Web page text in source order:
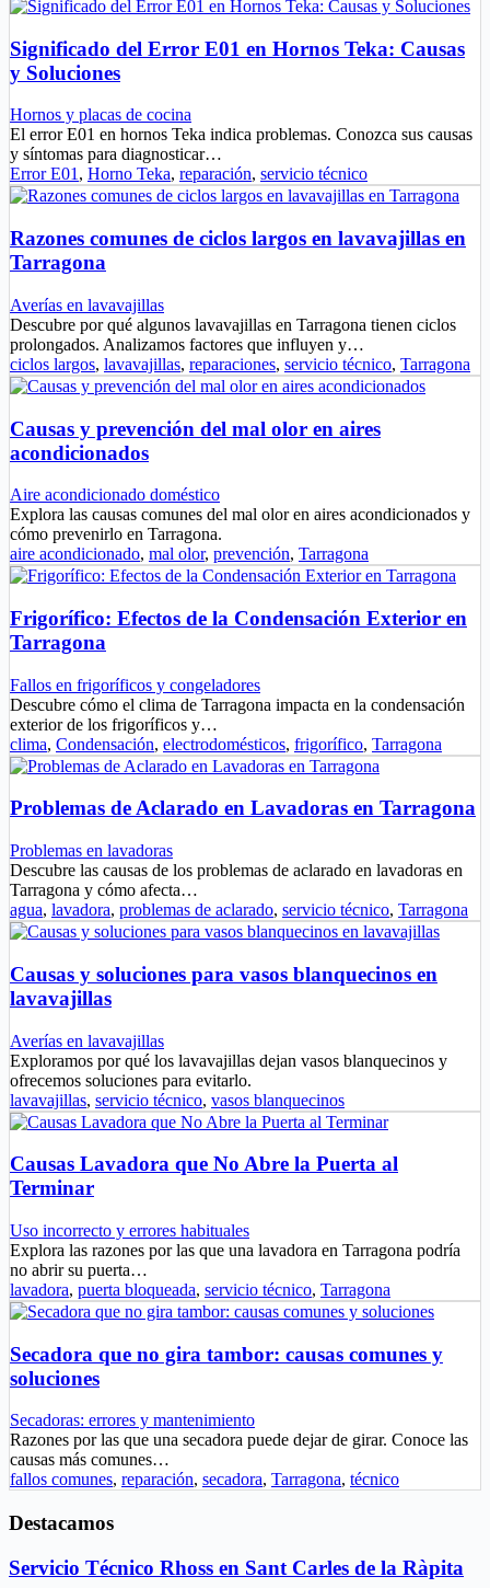
Significado del Error E01 en Hornos Teka: Causas
y Soluciones
Hornos y placas de cocina
El error E01 en hornos Teka indica problemas. Conozca sus causas
y síntomas para diagnosticar…
Error E01 , Horno Teka, reparación, servicio técnico
Razones comunes de ciclos largos en lavavajillas en
Tarragona
Averías en lavavajillas
Descubre por qué algunos lavavajillas en Tarragona tienen ciclos
prolongados. Analizamos factores que influyen y…
ciclos largos, lavavajillas, reparaciones, servicio técnico, Tarragona
Causas y prevención del mal olor en aires
acondicionados
Aire acondicionado doméstico
Explora las causas comunes del mal olor en aires acondicionados y
cómo prevenirlo en Tarragona.
aire acondicionado, mal olor, prevención, Tarragona
Frigorífico: Efectos de la Condensación Exterior en
Tarragona
Fallos en frigoríficos y congeladores
Descubre cómo el clima de Tarragona impacta en la condensación
exterior de los frigoríficos y…
clima, Condensación, electrodomésticos, frigorífico, Tarragona
Problemas de Aclarado en Lavadoras en Tarragona
Problemas en lavadoras
Descubre las causas de los problemas de aclarado en lavadoras en
Tarragona y cómo afecta…
agua, lavadora, problemas de aclarado, servicio técnico, Tarragona
Causas y soluciones para vasos blanquecinos en
lavavajillas
Averías en lavavajillas
Exploramos por qué los lavavajillas dejan vasos blanquecinos y
ofrecemos soluciones para evitarlo.
lavavajillas, servicio técnico, vasos blanquecinos
Causas Lavadora que No Abre la Puerta al
Terminar
Uso incorrecto y errores habituales
Explora las razones por las que una lavadora en Tarragona podría
no abrir su puerta…
lavadora, puerta bloqueada, servicio técnico, Tarragona
Secadora que no gira tambor: causas comunes y
soluciones
Secadoras: errores y mantenimiento
Razones por las que una secadora puede dejar de girar. Conoce las
causas más comunes…
fallos comunes, reparación, secadora, Tarragona, técnico
Destacamos
Servicio Técnico Rhoss en Sant Carles de la Ràpita